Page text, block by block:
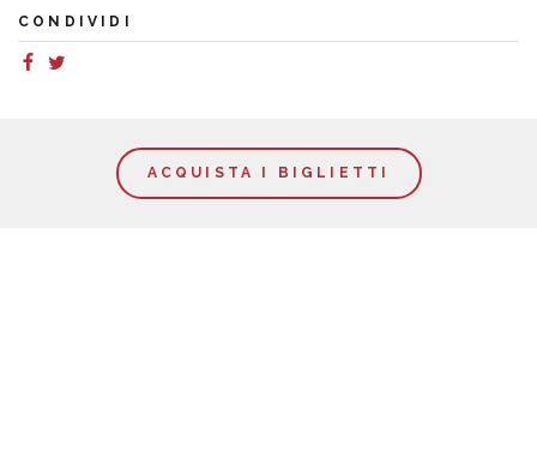
CONDIVIDI
ACQUISTA I BIGLIETTI